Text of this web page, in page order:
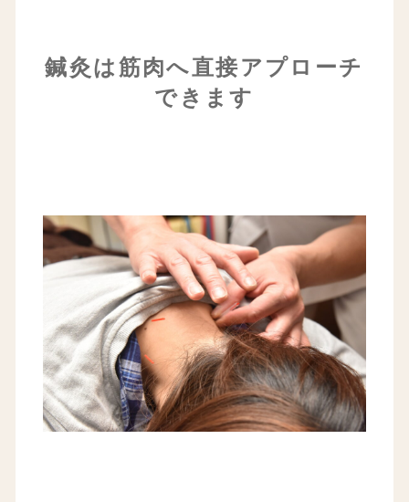
鍼灸は筋肉へ直接アプローチ
できます